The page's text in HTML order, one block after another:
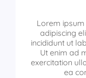
Lorem
adipiscing
incididunt ut
Ut enim ad
exercitation
ea